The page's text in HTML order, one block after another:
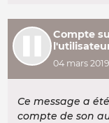
Compte
04 mars
Ce message a
compte de son